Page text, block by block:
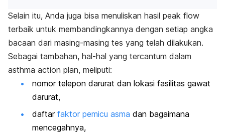
Selain itu, Anda juga bisa menuliskan hasil peak flow
terbaik untuk membandingkannya dengan setiap angka
bacaan dari masing-masing tes yang telah dilakukan.
Sebagai tambahan, hal-hal yang tercantum dalam
asthma action plan, meliputi:
nomor telepon darurat dan lokasi fasilitas gawat
darurat,
daftar faktor pemicu asma dan bagaimana
mencegahnya,